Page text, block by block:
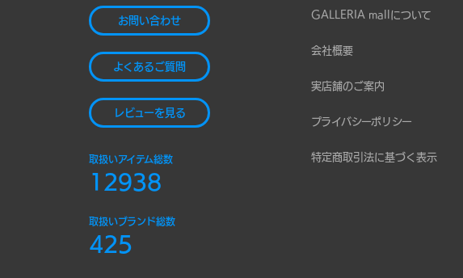
お問い合わせ
よくあるご質問
レビューを見る
取扱いアイテム総数
12938
取扱いブランド総数
425
GALLERIA mallについて
会社概要
実店舗のご案内
プライバシーポリシー
特定商取引法に基づく表示